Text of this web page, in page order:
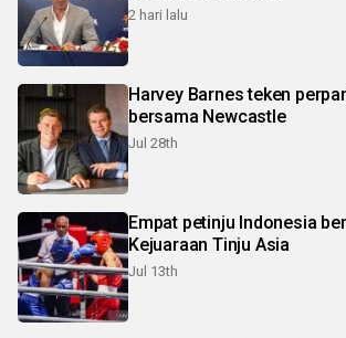
2 hari lalu
Harvey Barnes teken
bersama Newcastle
Jul 28th
Empat petinju Indonesia
Kejuaraan Tinju Asia
Jul 13th